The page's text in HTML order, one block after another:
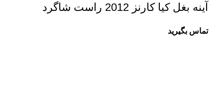
آینه بغل کیا کارنز 2012 راست شاگرد
تماس بگیرید